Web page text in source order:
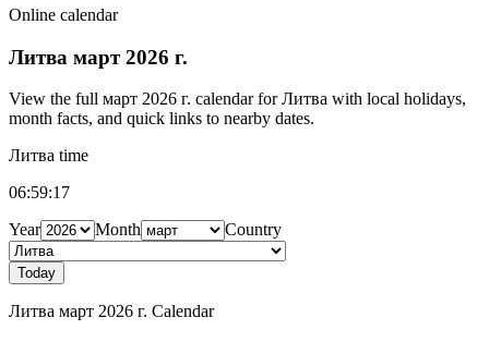
Online calendar
Литва март 2026 г.
View the full март 2026 г. calendar for Литва with local holidays,
month facts, and quick links to nearby dates.
Литва time
06:59:18
Year
Month Country
Today
Литва март 2026 г. Calendar